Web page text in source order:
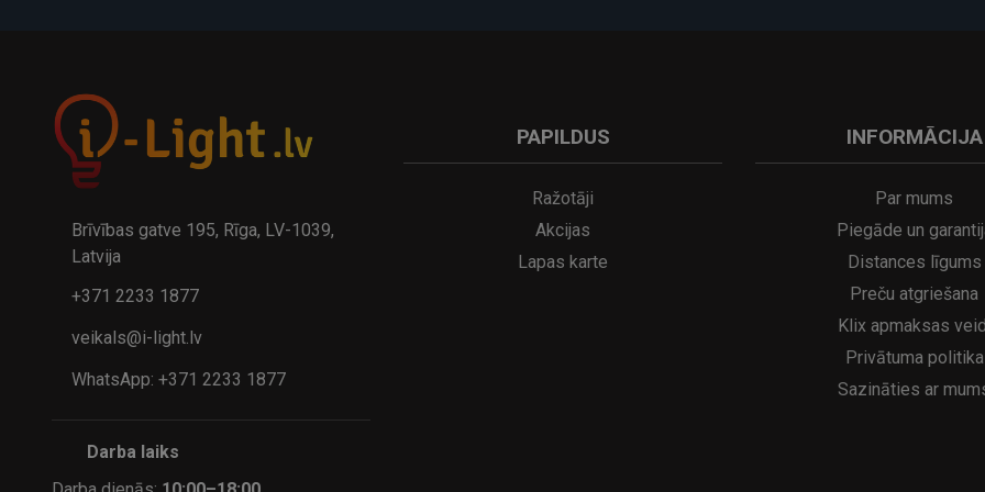
32.95€
A
kumulatora LED galda lampa SERINA Mini Ø80×200 mm..
29.95€ 21.95€
Brīvības gatve 195, Rīga, LV-1039,
Latvija
+371 2233 1877
veikals@i-light.lv
WhatsApp: +371 2233 1877
Darba laiks
PAPILDUS
Ražotāji
Akcijas
Lapas karte
INFORMĀCIJA
Par mums
Piegāde un
Distances līgums
Preču atgriešana
Klix apmaksas
Privātuma politika
Sazināties ar